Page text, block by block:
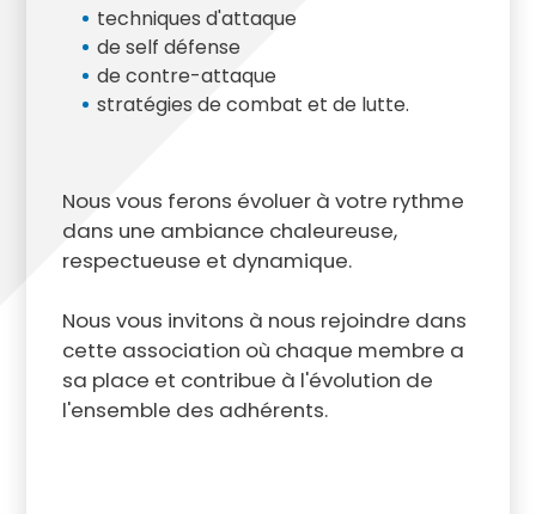
techniques d'attaque
de self défense
de contre-attaque
stratégies de combat et de lutte.
Nous vous ferons évoluer à votre rythme
dans une ambiance chaleureuse,
respectueuse et dynamique.
Nous vous invitons à nous rejoindre dans
cette association où chaque membre a
sa place et contribue à l'évolution de
l'ensemble des adhérents.